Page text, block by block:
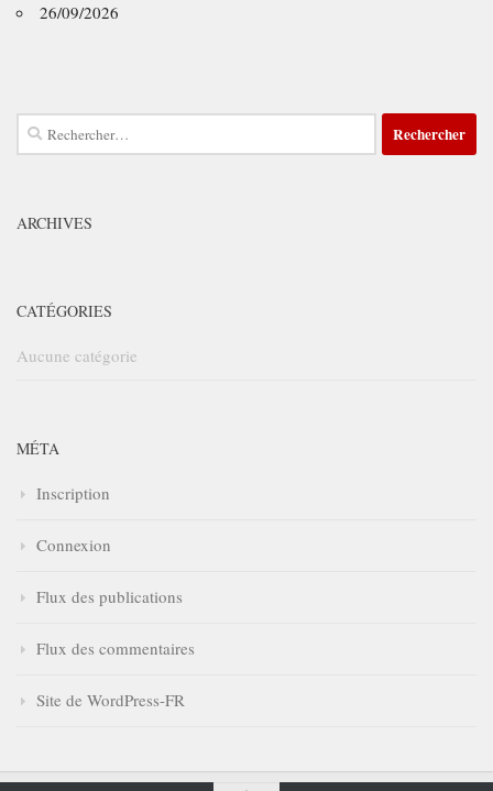
26/09/2026
Rechercher :
ARCHIVES
CATÉGORIES
Aucune catégorie
MÉTA
Inscription
Connexion
Flux des publications
Flux des commentaires
Site de WordPress-FR